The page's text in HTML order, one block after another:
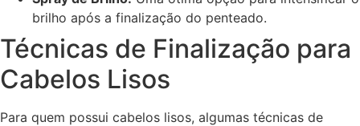
brilho após a finalização do penteado.
Técnicas de Finalização para
Cabelos Lisos
Para quem possui cabelos lisos, algumas técnicas de